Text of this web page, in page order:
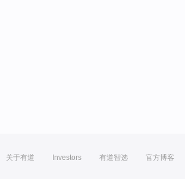
关于有道 Investors 有道智选 官方博客